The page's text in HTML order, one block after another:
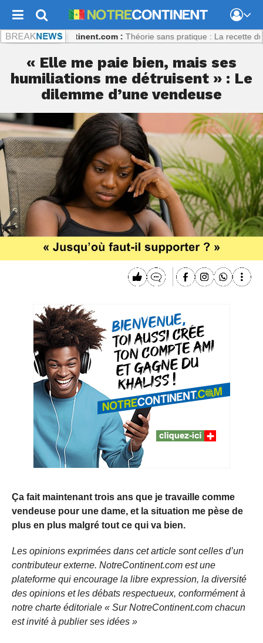
Notrecontinent.com : Théorie sans pratique : La recette du
« Elle me paie bien, mais ses
humiliations me détruisent » : Le
dilemme d’une vendeuse
Ça fait maintenant trois ans que je travaille comme
vendeuse pour une dame, et la situation me pèse de
plus en plus malgré tout ce qui va bien.
Les opinions exprimées dans cet article sont celles d’un
contributeur externe. NotreContinent.com est une
plateforme qui encourage la libre expression, la diversité
des opinions et les débats respectueux, conformément à
notre charte éditoriale « Sur NotreContinent.com chacun
est invité à publier ses idées »